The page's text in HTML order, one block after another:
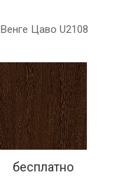
Венге Цаво U2108
бесплатно